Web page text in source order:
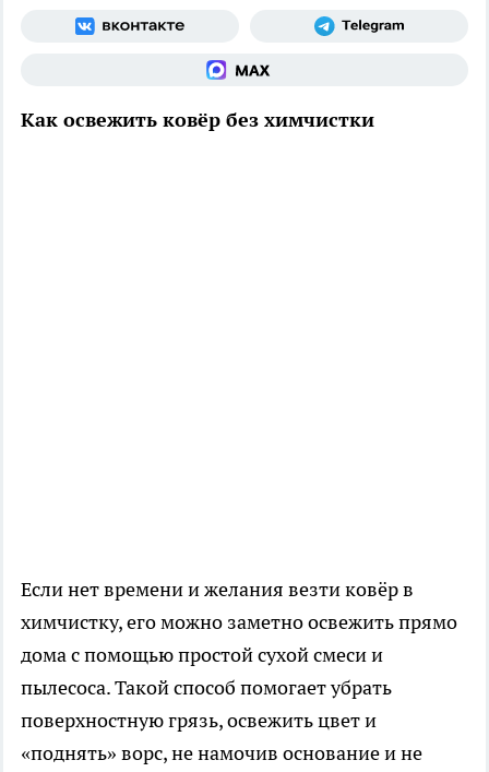
Как освежить ковёр без химчистки
Если нет времени и желания везти ковёр в
химчистку, его можно заметно освежить прямо
дома с помощью простой сухой смеси и
пылесоса. Такой способ помогает убрать
поверхностную грязь, освежить цвет и
«поднять» ворс, не намочив основание и не